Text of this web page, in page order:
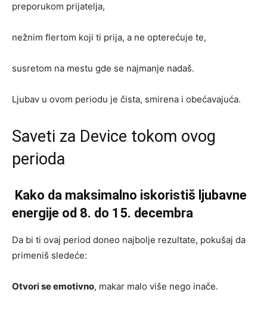
preporukom prijatelja,
nežnim flertom koji ti prija, a ne opterećuje te,
susretom na mestu gde se najmanje nadaš.
Ljubav u ovom periodu je čista, smirena i obećavajuća.
Saveti za Device tokom ovog
perioda
Kako da maksimalno iskoristiš ljubavne
energije od 8. do 15. decembra
Da bi ti ovaj period doneo najbolje rezultate, pokušaj da
primeniš sledeće:
Otvori se emotivno, makar malo više nego inače.